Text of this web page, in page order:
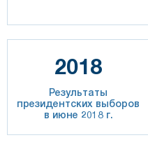
2018
Результаты
президентских выборов
в июне 2018 г.